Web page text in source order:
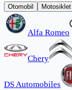
Otomobil Motosiklet
Alfa Romeo
Chery
DS Automobiles